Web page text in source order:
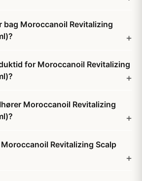
Moroccanoil Revitalizing
for Moroccanoil Revitalizing
Moroccanoil Revitalizing
Revitalizing Scalp